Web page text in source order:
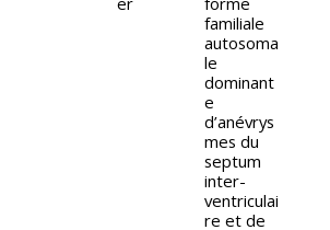
familiale
autosoma
le
dominant
e
d’anévrys
mes du
septum
inter-
ventriculai
re et de